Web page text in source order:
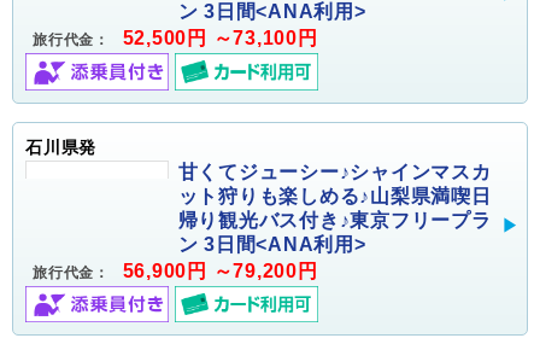
ン 3日間<ANA利用>
旅行代金： 52,500円 ～73,100円
石川県発
甘くてジューシー♪シャインマスカ
ット狩りも楽しめる♪山梨県満喫日
帰り観光バス付き♪東京フリープラ
ン 3日間<ANA利用>
旅行代金： 56,900円 ～79,200円